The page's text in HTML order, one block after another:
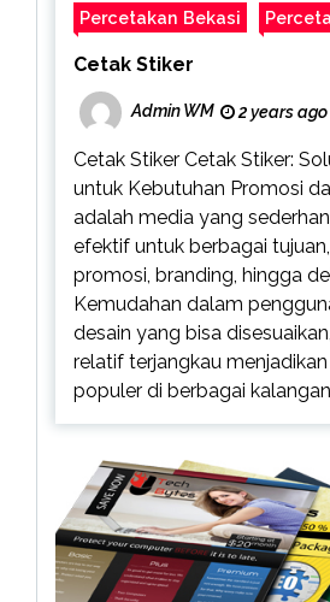
Percetakan Bekasi
Cetak Stiker
Admin WM 2 years ago
Cetak Stiker Cetak Stiker:
untuk Kebutuhan Promosi
adalah media yang
efektif untuk berbagai
promosi, branding, hingga
Kemudahan dalam
desain yang bisa
relatif terjangkau
populer di berbagai